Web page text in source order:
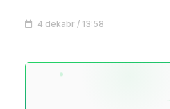
4 dekabr / 13:58